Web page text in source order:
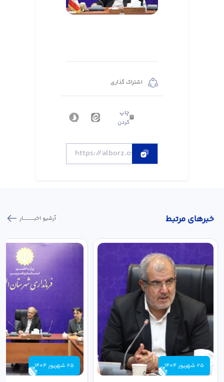
اشتراک گذاری
چاپ
کردن
خبر‌های مرتبط آرشیو اخبـــــــــــار
25 شهریور 1404 25 شهریور 1404